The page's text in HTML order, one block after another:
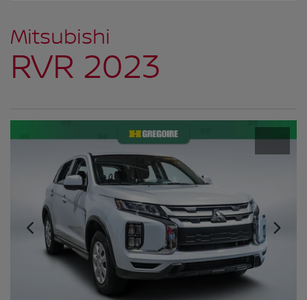
Mitsubishi
RVR 2023